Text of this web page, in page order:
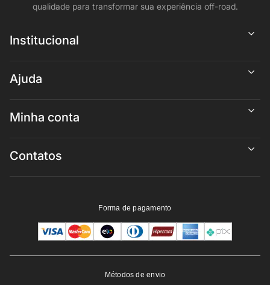
qualidade para transformar sua experiência off-road.
Institucional
Ajuda
Minha conta
Contatos
Forma de pagamento
Métodos de envio